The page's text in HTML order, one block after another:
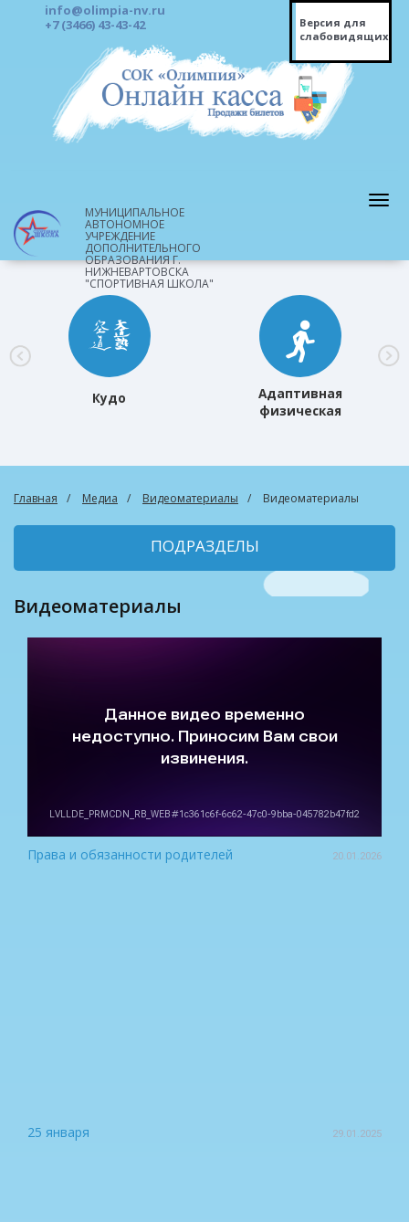
info@olimpia-nv.ru
+7 (3466) 43-43-42
Версия для
слабовидящих
МУНИЦИПАЛЬНОЕ
АВТОНОМНОЕ
УЧРЕЖДЕНИЕ
ДОПОЛНИТЕЛЬНОГО
ОБРАЗОВАНИЯ Г.
НИЖНЕВАРТОВСКА
"СПОРТИВНАЯ ШКОЛА"
Кудо
Адаптивная
физическая
Главная Медиа Видеоматериалы Видеоматериалы
ПОДРАЗДЕЛЫ
Видеоматериалы
Права и обязанности родителей 20.01.2026
25 января 29.01.2025